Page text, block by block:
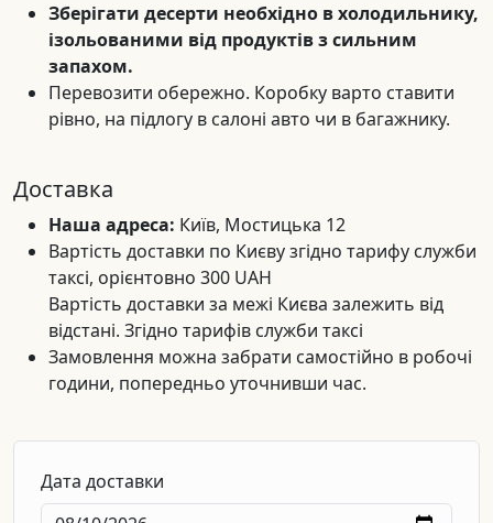
Зберігати десерти необхідно в холодильнику,
ізольованими від продуктів з сильним
запахом.
Перевозити обережно. Коробку варто ставити
рівно, на підлогу в салоні авто чи в багажнику.
Доставка
Наша адреса: Київ, Мостицька 12
Вартість доставки по Києву згідно тарифу служби
таксі, орієнтовно 300 UAH
Вартість доставки за межі Києва залежить від
відстані. Згідно тарифів служби таксі
Замовлення можна забрати самостійно в робочі
години, попередньо уточнивши час.
Дата доставки